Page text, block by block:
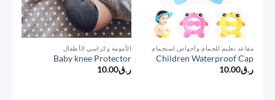
مقاعد تعليم للحمام وأحواض استحمام
Children Waterproof Cap
ر.ق10.00
الأمومة وكراسي الأطفال
Baby knee Protector
ر.ق10.00